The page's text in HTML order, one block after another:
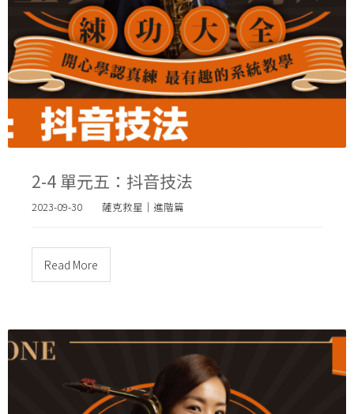
2-4 單元五：抖音技法
2023-09-30 薩克救星｜進階篇
Read More